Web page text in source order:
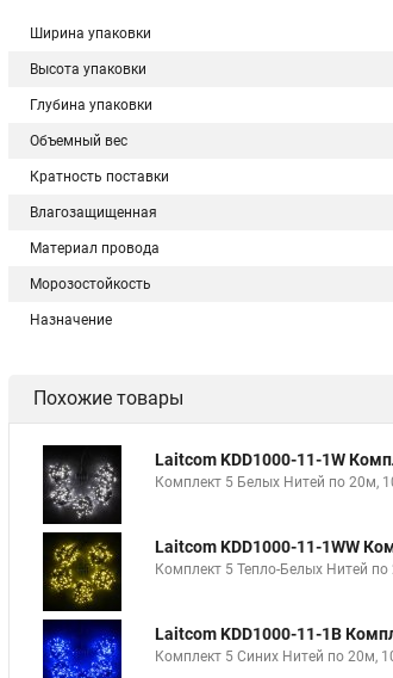
Ширина упаковки
Высота упаковки
Глубина упаковки
Объемный вес
Кратность поставки
Влагозащищенная
Материал провода
Морозостойкость
Назначение
Похожие товары
Laitcom KDD1000-11-1W
Комплект 5 Белых Нитей по 20м,
Laitcom KDD1000-11-1WW
Комплект 5 Тепло-Белых Нитей
Laitcom KDD1000-11-1B
Комплект 5 Синих Нитей по 20м,